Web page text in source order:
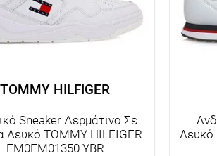
TOMMY HILFIGER
Sneaker Δερμάτινο Σε
Λευκό TOMMY HILFIGER
EM0EM01350 YBR
Λευκό